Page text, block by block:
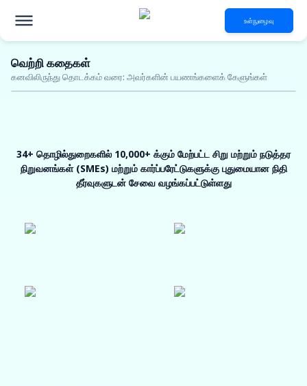
உள்நுழைவு
ஈ-மொபிலிட்டி தொழில்துறைகள்புதுமையான
நிதி தீர்வுகளுக்கான
தகுதியை இப்போது சரிபார்க்கவும்
வெற்றி கதைகள்
கனவிலிருந்து தொடக்கம் வரை: அவர்களின் பயணங்களைக் கேளுங்கள்
34+ தொழில்துறைகளில் 10,000+ க்கும் மேற்பட்ட சிறு மற்றும் நடுத்தர
நிறுவனங்கள் (SMEs) மற்றும் கார்ப்பரேட்டுகளுக்கு புதுமையான நிதி
தீர்வுகளுடன் சேவை வழங்கப்பட்டுள்ளது